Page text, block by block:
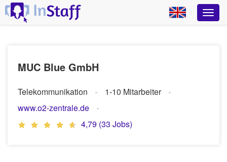
MUC Blue GmbH
Telekommunikation
1-10 Mitarbeiter
www.o2-zentrale.de
4,79 (33 Jobs)